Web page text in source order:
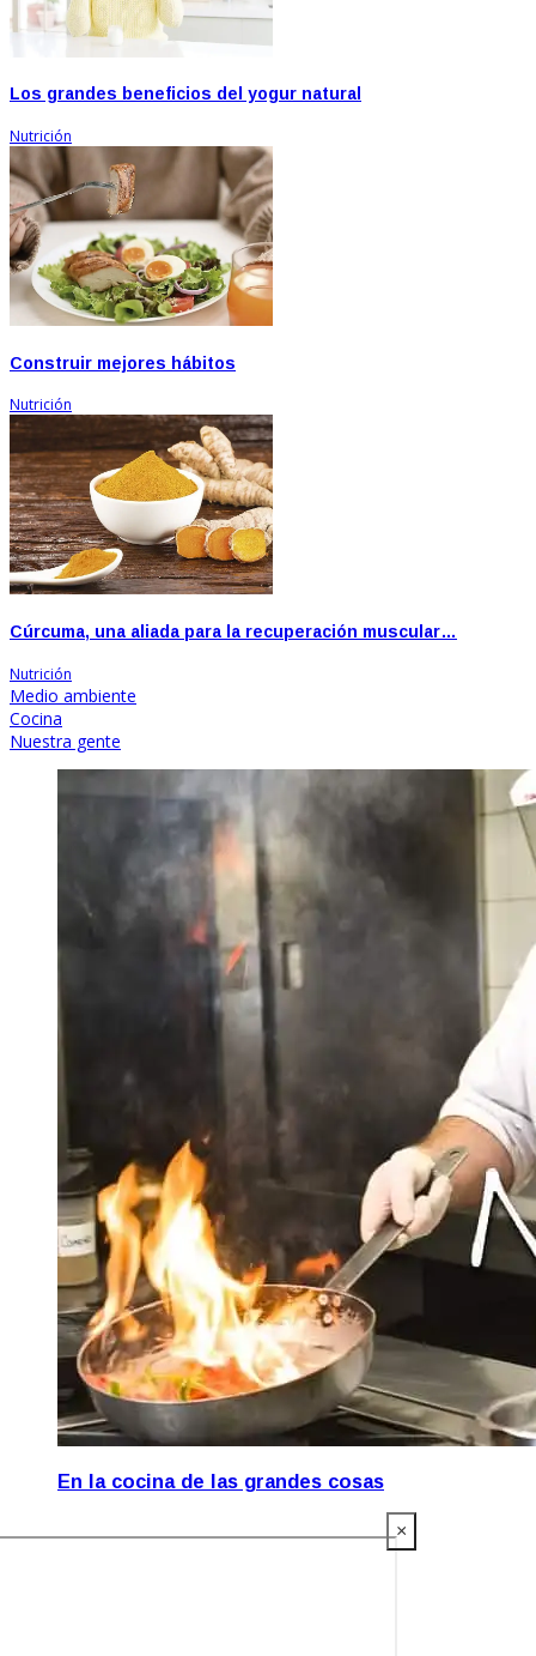
Los grandes beneficios del yogur natural
Nutrición
Construir mejores hábitos
Nutrición
Cúrcuma, una aliada para la recuperación muscular…
Nutrición
Medio ambiente
Cocina
Nuestra gente
En la cocina de las grandes cosas
×